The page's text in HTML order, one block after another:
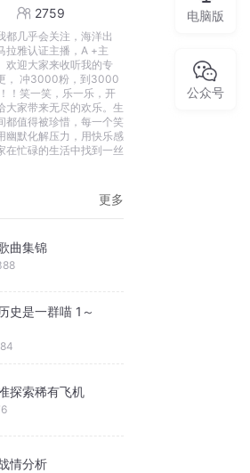
2759
都几乎会关注，海洋出
拉雅认证主播，A +主
欢迎大家来收听我的专
， 冲3000粉，到3000
！笑一笑，乐一乐，开
大家带来无尽的欢乐。生
都值得被珍惜，每一个笑
幽默化解压力，用快乐感
在忙碌的生活中找到一丝
更多
曲集锦
史是一群喵 1～
探索稀有飞机
情分析
电脑版
公众号